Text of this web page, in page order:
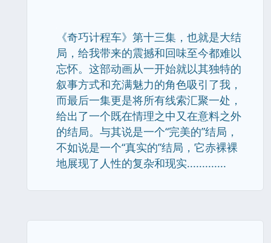
《奇巧计程车》第十三集，也就是大结
局，给我带来的震撼和回味至今都难以
忘怀。这部动画从一开始就以其独特的
叙事方式和充满魅力的角色吸引了我，
而最后一集更是将所有线索汇聚一处，
给出了一个既在情理之中又在意料之外
的结局。与其说是一个“完美的”结局，
不如说是一个“真实的”结局，它赤裸裸
地展现了人性的复杂和现实.............